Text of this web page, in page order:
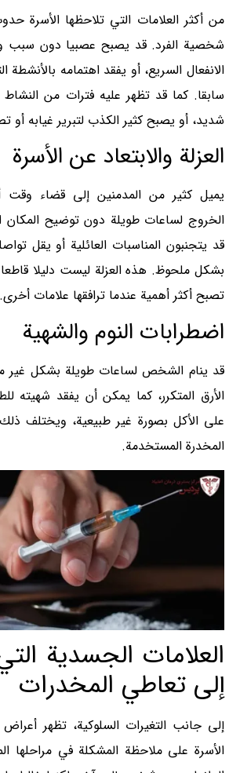
من أكثر العلامات التي تلاحظها الأسرة
شخصية الفرد. قد يصبح عصبيا دون سبب
الانفعال السريع، أو يفقد اهتمامه بالأنشطة
سابقا. كما قد تظهر عليه فترات من النشاط
شديد، أو يصبح كثير الكذب لتبرير غيابه أو
العزلة والابتعاد عن الأسرة
يميل كثير من المدمنين إلى قضاء وقت
الخروج لساعات طويلة دون توضيح المكان
قد يتجنبون المناسبات العائلية أو يقل
بشكل ملحوظ. هذه العزلة ليست دليلا قاطعا
تصبح أكثر أهمية عندما ترافقها علامات أخرى.
اضطرابات النوم والشهية
قد ينام الشخص لساعات طويلة بشكل غير
الأرق المتكرر، كما يمكن أن يفقد شهيته
على الأكل بصورة غير طبيعية، ويختلف
المخدرة المستخدمة.
العلامات الجسدية
إلى تعاطي المخدرات
إلى جانب التغيرات السلوكية، تظهر
الأسرة على ملاحظة المشكلة في مراحلها